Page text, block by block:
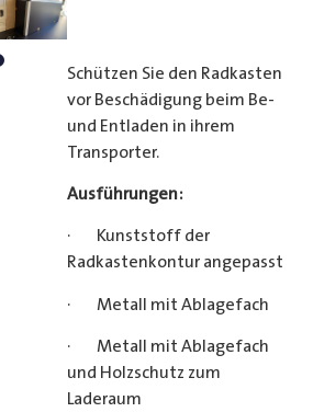
Schützen Sie den Radkasten
vor Beschädigung beim Be-
und Entladen in ihrem
Transporter.
Ausführungen:
· Kunststoff der
Radkastenkontur angepasst
· Metall mit Ablagefach
· Metall mit Ablagefach
und Holzschutz zum
Laderaum